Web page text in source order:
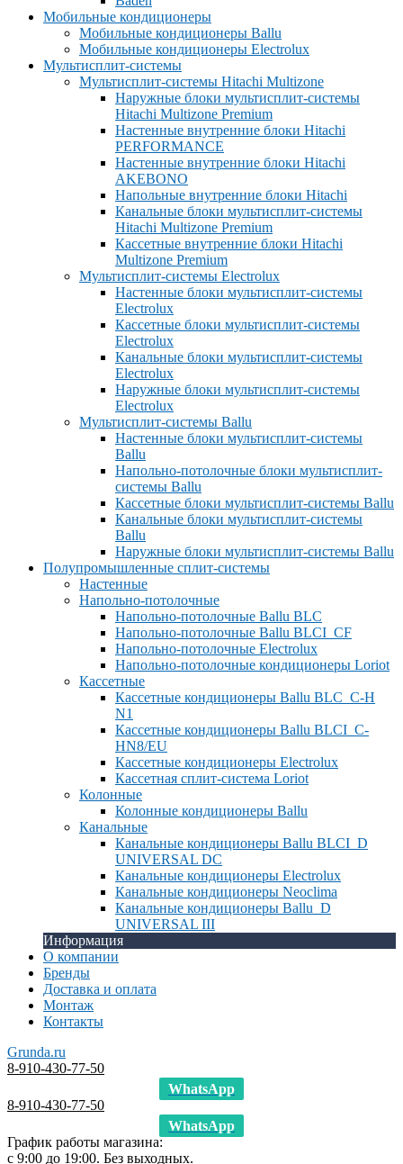
Мобильные кондиционеры
Мобильные кондиционеры Ballu
Мобильные кондиционеры Electrolux
Мультисплит-системы
Мультисплит-системы Hitachi Multizone
Наружные блоки мультисплит-системы
Hitachi Multizone Premium
Настенные внутренние блоки Hitachi
PERFORMANCE
Настенные внутренние блоки Hitachi
AKEBONO
Напольные внутренние блоки Hitachi
Канальные блоки мультисплит-системы
Hitachi Multizone Premium
Кассетные внутренние блоки Hitachi
Multizone Premium
Мультисплит-системы Electrolux
Настенные блоки мультисплит-системы
Electrolux
Кассетные блоки мультисплит-системы
Electrolux
Канальные блоки мультисплит-системы
Electrolux
Наружные блоки мультисплит-системы
Electrolux
Мультисплит-системы Ballu
Настенные блоки мультисплит-системы
Ballu
Напольно-потолочные блоки мультисплит-
системы Ballu
Кассетные блоки мультисплит-системы Ballu
Канальные блоки мультисплит-системы
Ballu
Наружные блоки мультисплит-системы Ballu
Полупромышленные сплит-системы
Настенные
Напольно-потолочные
Напольно-потолочные Ballu BLC
Напольно-потолочные Ballu BLCI_CF
Напольно-потолочные Electrolux
Напольно-потолочные кондиционеры Loriot
Кассетные
Кассетные кондиционеры Ballu BLC_C-H
N1
Кассетные кондиционеры Ballu BLCI_C-
HN8/EU
Кассетные кондиционеры Electrolux
Кассетная сплит-система Loriot
Колонные
Колонные кондиционеры Ballu
Канальные
Канальные кондиционеры Ballu BLCI_D
UNIVERSAL DC
Канальные кондиционеры Electrolux
Канальные кондиционеры Neoclima
Канальные кондиционеры Ballu_D
UNIVERSAL III
Информация
О компании
Бренды
Доставка и оплата
Монтаж
Контакты
Grunda.ru
8-910-430-77-50
WhatsApp
8-910-430-77-50
WhatsApp
График работы магазина:
с 9:00 до 19:00. Без выходных.